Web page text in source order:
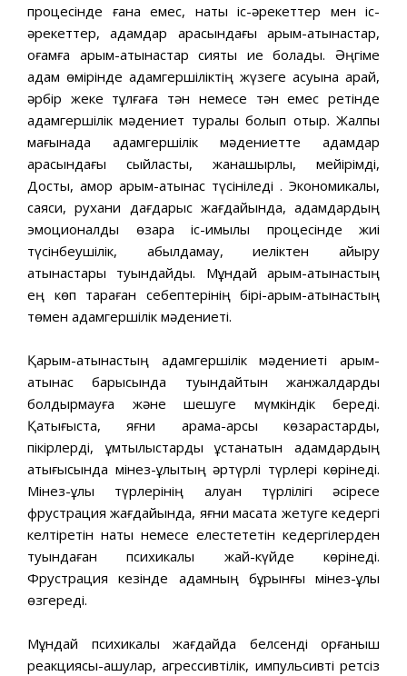
процесінде ғана емес, нақты іс-әрекеттер мен іс-
әрекеттер, адамдар арасындағы қарым-қатынастар,
қоғамға қарым-қатынастар сияқты ие болады. Әңгіме
адам өмірінде адамгершіліктің жүзеге асуына қарай,
әрбір жеке тұлғаға тән немесе тән емес ретінде
адамгершілік мәдениет туралы болып отыр. Жалпы
мағынада адамгершілік мәдениетте адамдар
арасындағы сыйластық, жанашырлық, мейірімді,
Достық, қамқор қарым-қатынас түсініледі . Экономикалық,
саяси, рухани дағдарыс жағдайында, адамдардың
эмоционалдық өзара іс-қимылы процесінде жиі
түсінбеушілік, қабылдамау, иеліктен айыру
қатынастары туындайды. Мұндай қарым-қатынастың
ең көп тараған себептерінің бірі-қарым-қатынастың
төмен адамгершілік мәдениеті.
Қарым-қатынастың адамгершілік мәдениеті қарым-
қатынас барысында туындайтын жанжалдарды
болдырмауға және шешуге мүмкіндік береді.
Қақтығыста, яғни қарама-қарсы көзқарастарды,
пікірлерді, ұмтылыстарды ұстанатын адамдардың
қақтығысында мінез-құлықтың әртүрлі түрлері көрінеді.
Мінез-құлық түрлерінің алуан түрлілігі әсіресе
фрустрация жағдайында, яғни мақсатқа жетуге кедергі
келтіретін нақты немесе елестететін кедергілерден
туындаған психикалық жай-күйде көрінеді.
Фрустрация кезінде адамның бұрынғы мінез-құлқы
өзгереді.
Мұндай психикалық жағдайда белсенді қорғаныш
реакциясы-ашулар, агрессивтілік, импульсивті ретсіз